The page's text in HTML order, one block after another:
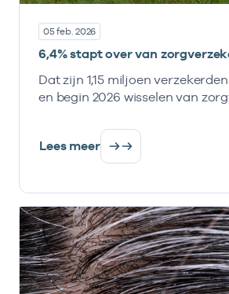
05 feb. 2026
6,4% stapt over van
Dat zijn 1,15 miljoen
en begin 2026 wisselen van
Lees meer